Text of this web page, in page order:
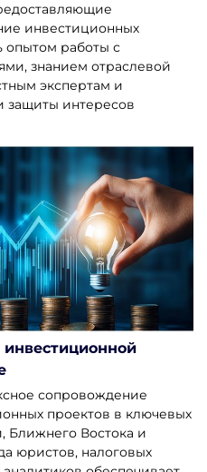
инвестиционных
опытом работы с
знанием отраслевой
экспертам и
защиты интересов
сопровождение
проектов в ключевых
Ближнего Востока и
юристов, налоговых